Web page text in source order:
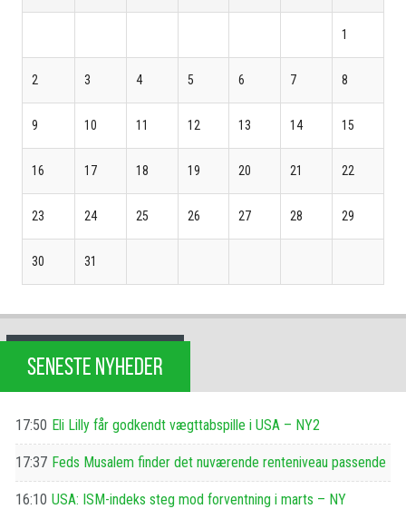
1
2 3 4 5 6 7 8
9 10 11 12 13 14 15
16 17 18 19 20 21 22
23 24 25 26 27 28 29
30 31
SENESTE NYHEDER
17:50 Eli Lilly får godkendt vægttabspille i USA – NY2
17:37 Feds Musalem finder det nuværende renteniveau passende
16:10 USA: ISM-indeks steg mod forventning i marts – NY